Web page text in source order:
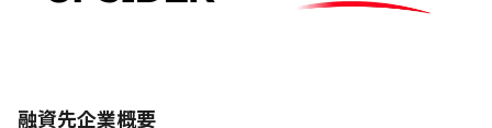
融資先企業概要